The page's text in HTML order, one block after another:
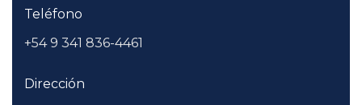
Teléfono
+54 9 341 836-4461
Dirección